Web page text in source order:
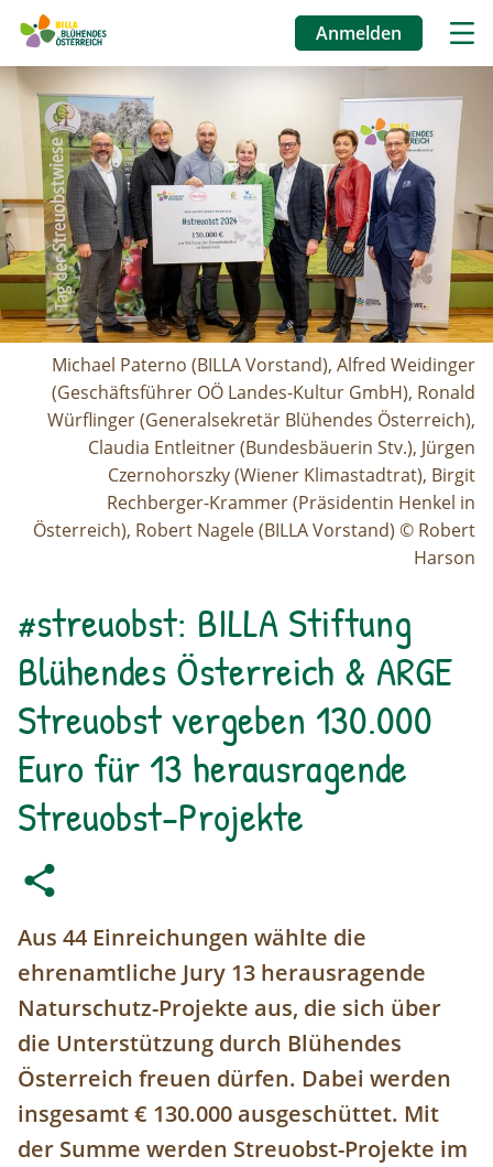
Direkt
Inhalt
Benutzermenü
Anmelden
Image
Michael Paterno (BILLA Vorstand), Alfred Weidinger
(Geschäftsführer OÖ Landes-Kultur GmbH), Ronald
Würflinger (Generalsekretär Blühendes Österreich),
Claudia Entleitner (Bundesbäuerin Stv.), Jürgen
Czernohorszky (Wiener Klimastadtrat), Birgit
Rechberger-Krammer (Präsidentin Henkel in
Österreich), Robert Nagele (BILLA Vorstand) © Robert
Harson
#streuobst: BILLA Stiftung
Blühendes Österreich & ARGE
Streuobst vergeben 130.000
Euro für 13 herausragende
Streuobst-Projekte
Aus 44 Einreichungen wählte die
ehrenamtliche Jury 13 herausragende
Naturschutz-Projekte aus, die sich über
die Unterstützung durch Blühendes
Österreich freuen dürfen. Dabei werden
insgesamt € 130.000 ausgeschüttet. Mit
der Summe werden Streuobst-Projekte im